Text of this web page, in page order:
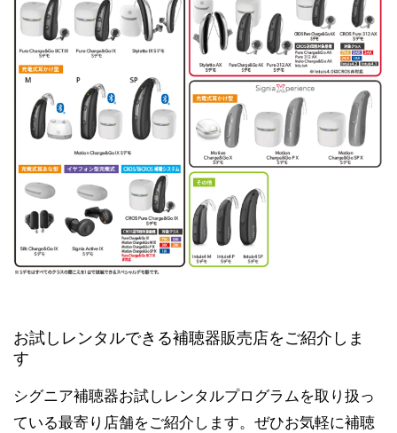
お試しレンタルできる補聴器販売店をご紹介しま
す
シグニア補聴器お試しレンタルプログラムを取り扱っ
ている最寄り店舗をご紹介します。ぜひお気軽に補聴